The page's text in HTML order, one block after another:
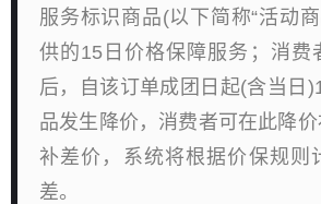
服务标识商品(以下简称“活动
供的15日价格保障服务；消费
后，自该订单成团日起(含当日
品发生降价，消费者可在此降
补差价，系统将根据价保规则
差。